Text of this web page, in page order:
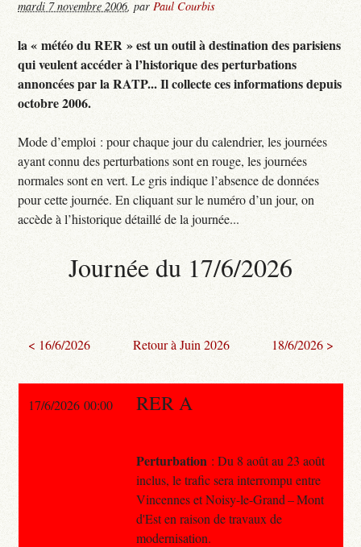
mardi 7 novembre 2006,parPaul Courbis
la « météo du RER » est un outil à destination des parisiens
qui veulent accéder à l’historique des perturbations
annoncées par la RATP... Il collecte ces informations depuis
octobre 2006.
Mode d’emploi : pour chaque jour du calendrier, les journées
ayant connu des perturbations sont en rouge, les journées
normales sont en vert. Le gris indique l’absence de données
pour cette journée. En cliquant sur le numéro d’un jour, on
accède à l’historique détaillé de la journée...
Journée du 17/6/2026
< 16/6/2026 Retour à Juin 2026 18/6/2026 >
17/6/2026 00:00 RER A
Perturbation : Du 8 août au 23 août
inclus, le trafic sera interrompu entre
Vincennes et Noisy-le-Grand – Mont
d'Est en raison de travaux de
modernisation.